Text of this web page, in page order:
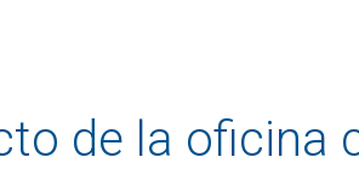
de la oficina